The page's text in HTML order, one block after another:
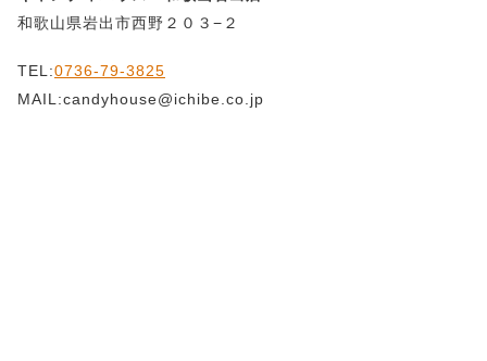
和歌山県岩出市西野２０３−２
TEL:0736-79-3825
MAIL:candyhouse@ichibe.co.jp